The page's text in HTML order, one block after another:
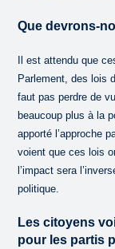
Que devrons-
Il est attendu que
Parlement, des lois
faut pas perdre de
beaucoup plus à la
apporté l’approche
voient que ces lois
l’impact sera
politique.
Les citoyens
pour les partis